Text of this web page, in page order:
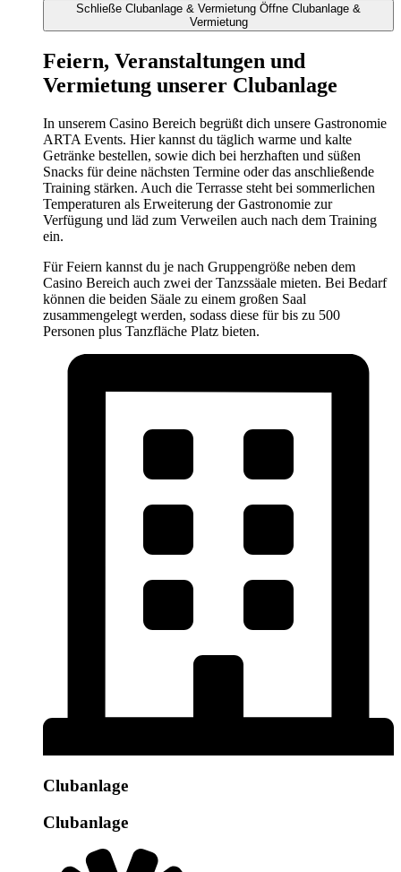
Schließe Clubanlage & Vermietung Öffne Clubanlage &
Vermietung
Feiern, Veranstaltungen und
Vermietung unserer Clubanlage
In unserem Casino Bereich begrüßt dich unsere Gastronomie
ARTA Events. Hier kannst du täglich warme und kalte
Getränke bestellen, sowie dich bei herzhaften und süßen
Snacks für deine nächsten Termine oder das anschließende
Training stärken. Auch die Terrasse steht bei sommerlichen
Temperaturen als Erweiterung der Gastronomie zur
Verfügung und läd zum Verweilen auch nach dem Training
ein.
Für Feiern kannst du je nach Gruppengröße neben dem
Casino Bereich auch zwei der Tanzssäale mieten. Bei Bedarf
können die beiden Säale zu einem großen Saal
zusammengelegt werden, sodass diese für bis zu 500
Personen plus Tanzfläche Platz bieten.
Clubanlage
Clubanlage